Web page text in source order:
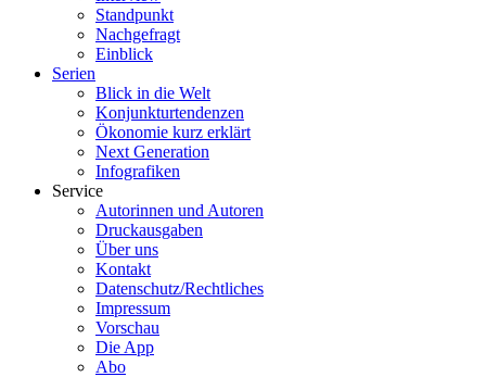
Standpunkt
Nachgefragt
Einblick
Serien
Blick in die Welt
Konjunkturtendenzen
Ökonomie kurz erklärt
Next Generation
Infografiken
Service
Autorinnen und Autoren
Druckausgaben
Über uns
Kontakt
Datenschutz/Rechtliches
Impressum
Vorschau
Die App
Abo